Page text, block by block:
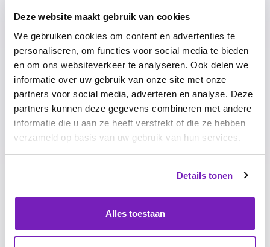
Deze website maakt gebruik van cookies
We gebruiken cookies om content en advertenties te
personaliseren, om functies voor social media te bieden
en om ons websiteverkeer te analyseren. Ook delen we
informatie over uw gebruik van onze site met onze
partners voor social media, adverteren en analyse. Deze
partners kunnen deze gegevens combineren met andere
informatie die u aan ze heeft verstrekt of die ze hebben
verzameld op basis van uw gebruik van hun services.
Details tonen
Alles toestaan
“Communicatie is essentieel bij een verandering.
Bij elke stap die we nemen, communiceren we
duidelijk welk deel van het proces we afgerond
hebben, wat de vervolgstappen zijn en wat we
verwachten van de betreffende medewerkers.
Leidinggevenden informeren we vooraf duidelijk
wat de tool inhoudt. ”
Leerpunten